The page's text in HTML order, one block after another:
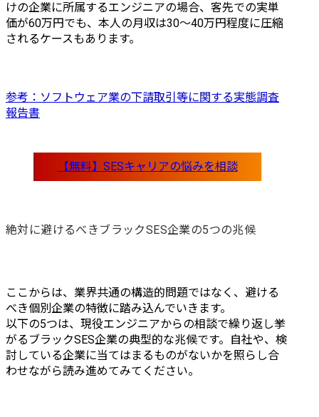
けの企業に所属するエンジニアの場合、客先での実単
価が60万円でも、本人の月収は30〜40万円程度に圧縮
されるケースもあります。
参考：ソフトウェア業の下請取引等に関する実態調査
報告書
【無料】SESキャリアの悩みを相談
絶対に避けるべきブラックSES企業の5つの兆候
ここからは、業界共通の構造的問題ではなく、避ける
べき個別企業の特徴に踏み込んでいきます。
以下の5つは、現役エンジニアからの相談で繰り返し挙
がるブラックSES企業の典型的な兆候です。自社や、検
討している企業に当てはまるものがないかを照らし合
わせながら読み進めてみてください。